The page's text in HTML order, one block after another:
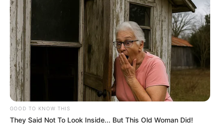
GOOD TO KNOW THIS
They Said Not To Look Inside... But This Old Woman Did!